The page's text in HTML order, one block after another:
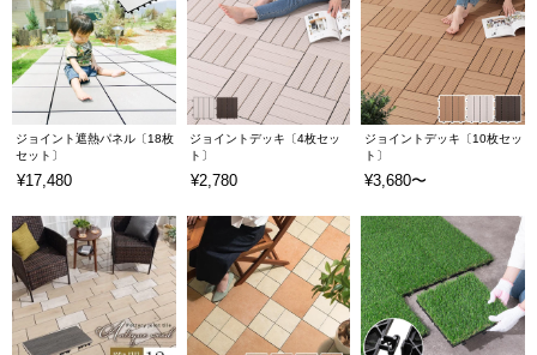
ジョイント遮熱パネル〔18枚
セット〕
¥17,480
ジョイントデッキ〔4枚セッ
ト〕
¥2,780
ジョイントデッキ〔10枚セッ
ト〕
¥3,680〜